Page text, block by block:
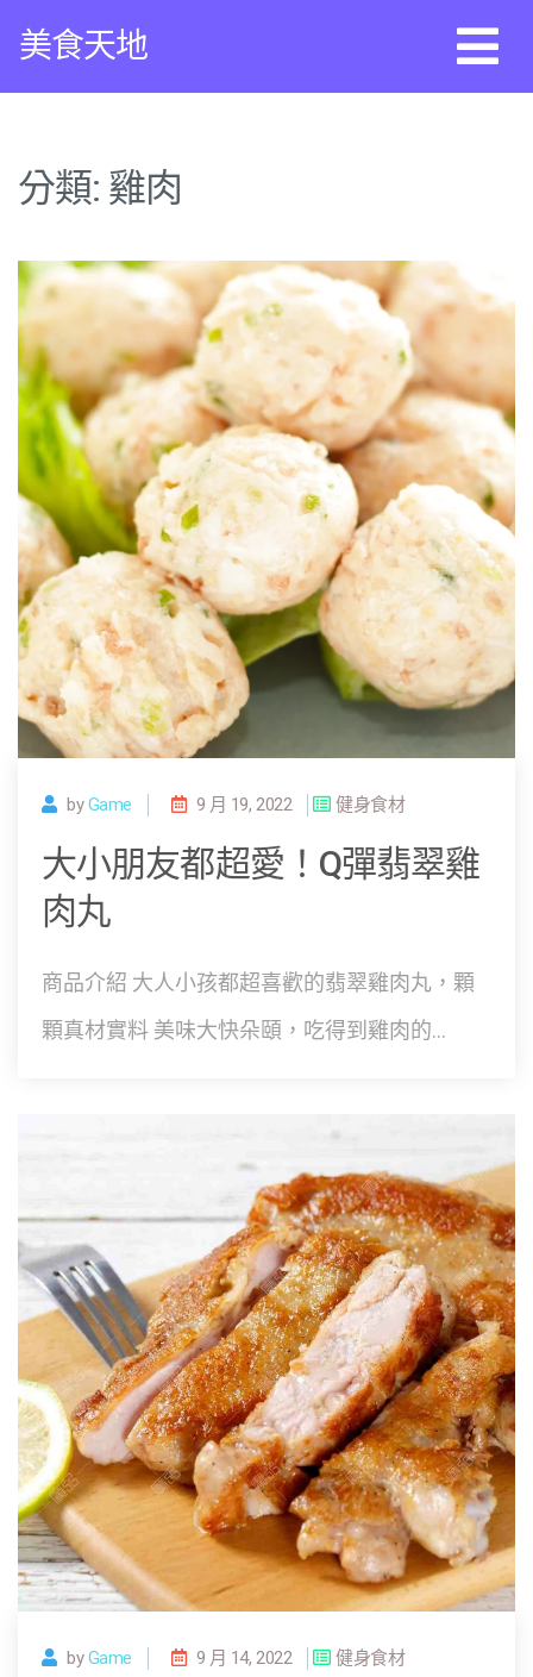
美食天地
分類: 雞肉
byGame 9 月 19, 2022 健身食材
大小朋友都超愛！Q彈翡翠雞
肉丸
商品介紹 大人小孩都超喜歡的翡翠雞肉丸，顆
顆真材實料 美味大快朵頤，吃得到雞肉的...
byGame 9 月 14, 2022 健身食材